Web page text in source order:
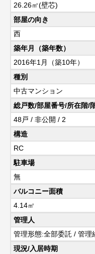
26.26㎡(壁芯)
部屋の向き
西
築年月（築年数）
2016年1月（築10年）
種別
中古マンション
総戸数/部屋番号/所在階/
48戸 / 非公開 / 2
構造
RC
駐車場
無
バルコニー面積
4.14㎡
管理人
管理形態:全部委託 / 管理
現況/入居時期